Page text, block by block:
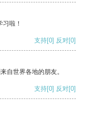
啦！
支持[0] 反对[0]
自世界各地的朋友。
支持[0] 反对[0]